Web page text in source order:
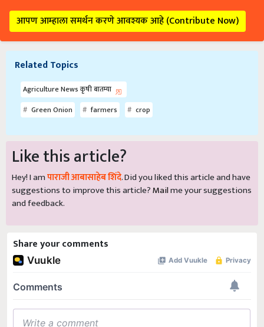
आपण आम्हाला समर्थन करणे आवश्यक आहे (Contribute Now)
Green Onion
farmers
Like this article?
Hey! I amपाराजी आबासाहेब शिंदे . Did you liked this article and have
suggestions to improve this article?Mailme your suggestions
and feedback.